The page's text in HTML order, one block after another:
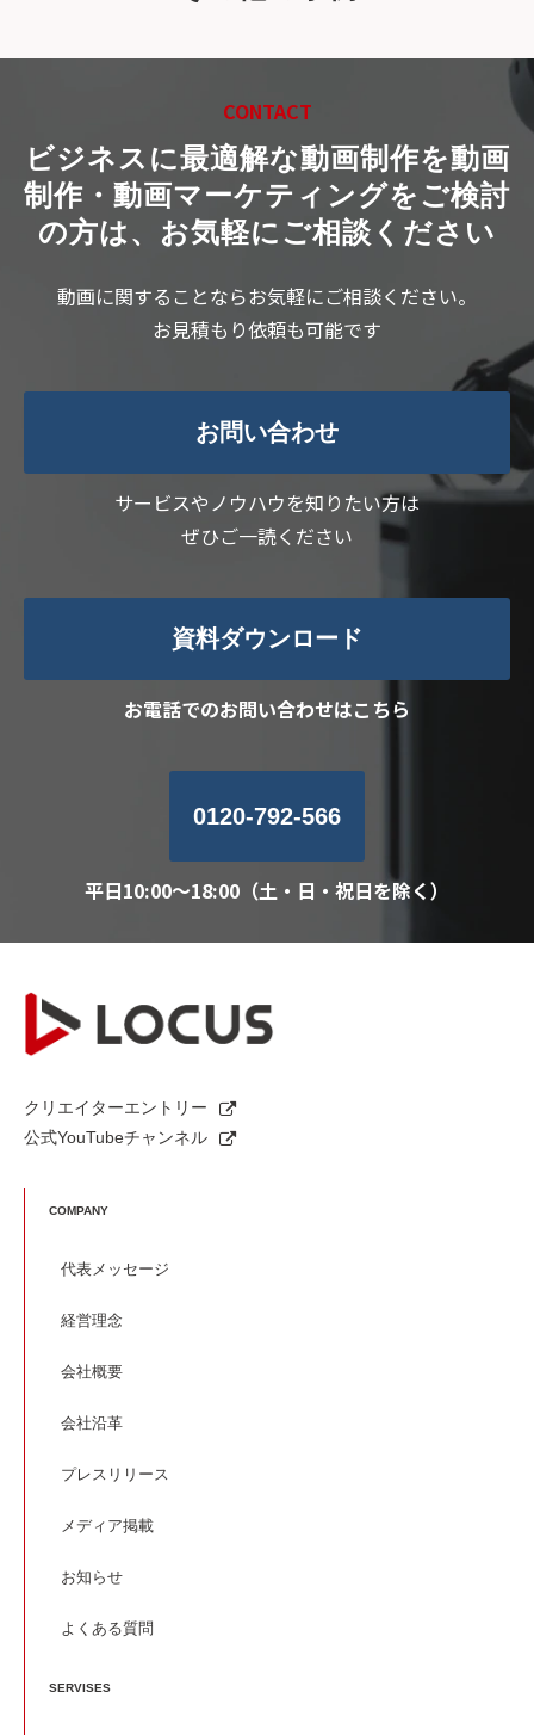
CONTACT
ビジネスに最適解な動画制作を動画
制作・動画マーケティングをご検討
の方は、お気軽にご相談ください
動画に関することならお気軽にご相談ください。
お見積もり依頼も可能です
お問い合わせ
サービスやノウハウを知りたい方は
ぜひご一読ください
資料ダウンロード
お電話でのお問い合わせはこちら
0120-792-566
平日10:00～18:00（土・日・祝日を除く）
クリエイターエントリー
公式YouTubeチャンネル
COMPANY
代表メッセージ
経営理念
会社概要
会社沿革
プレスリリース
メディア掲載
お知らせ
よくある質問
SERVISES